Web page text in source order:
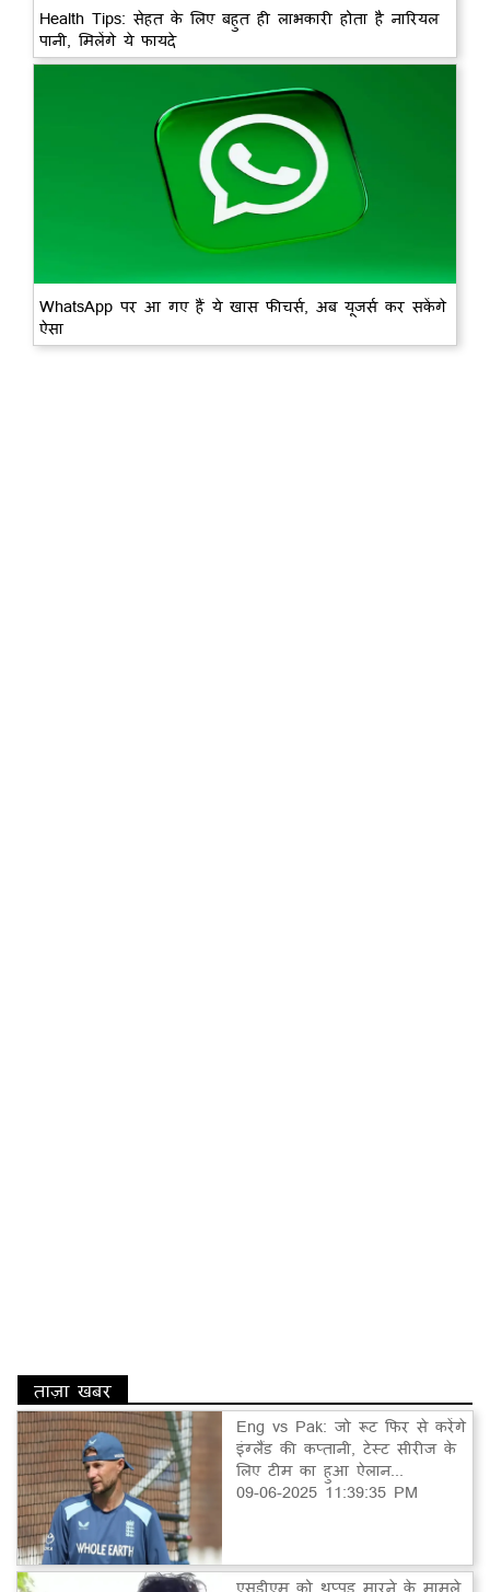
Health Tips: सेहत के लिए बहुत ही लाभकारी होता है नारियल
पानी, मिलेंगे ये फायदे
WhatsApp पर आ गए हैं ये खास फीचर्स, अब यूजर्स कर सकेंगे
ऐसा
ताज़ा खबर
Eng vs Pak: जो रूट फिर से करेंगे
इंग्लैंड की कप्तानी, टेस्ट सीरीज के
लिए टीम का हुआ ऐलान...
09-06-2025 11:39:35 PM